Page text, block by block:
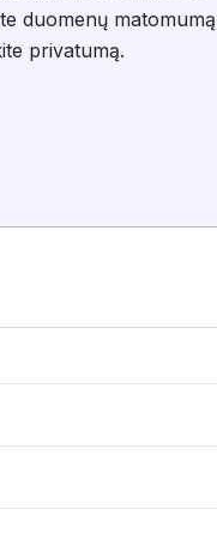
duomenų
privatumą.